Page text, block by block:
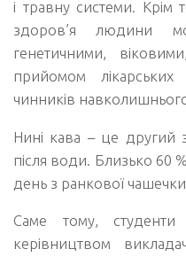
і травну системи. Крім
здоров’я людини
генетичними,
прийомом
чинників
Нині кава – це другий
після води. Близько 60
день з ранкової
Саме тому,
керівництвом